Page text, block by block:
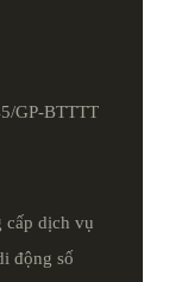
GP-BTTTT
cấp dịch vụ
động số